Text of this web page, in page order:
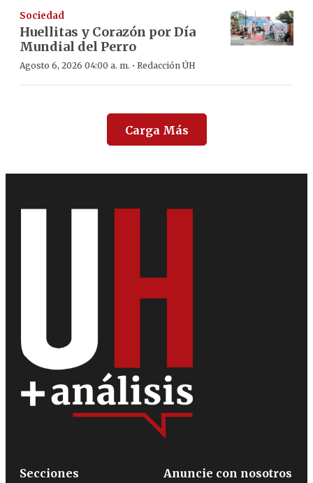
Sociedad
Huellitas y Corazón por Día
Mundial del Perro
Agosto 6, 2026 04:00 a. m. · Redacción ÚH
Carga Más
Secciones
Anuncie con nosotros